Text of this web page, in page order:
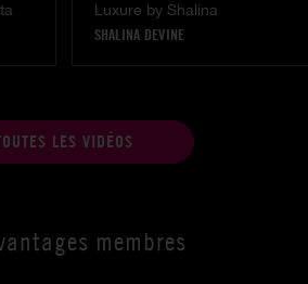
Luxure by Shalina
SHALINA DEVINE
LES VIDÉOS
membres